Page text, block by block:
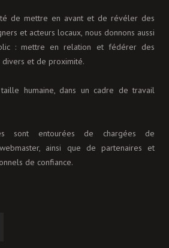
de mettre en avant et de révéler des
et acteurs locaux, nous donnons aussi
: mettre en relation et fédérer des
divers et de proximité.
humaine, dans un cadre de travail
sont entourées de chargées de
ainsi que de partenaires et
de confiance.